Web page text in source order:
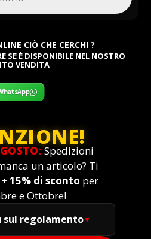
CIÒ CHE CERCHI ?
SE È DISPONIBILE NEL NOSTRO
VENDITA
Spedizioni
un articolo? Ti
15% di sconto per
e Ottobre!
sul regolamento